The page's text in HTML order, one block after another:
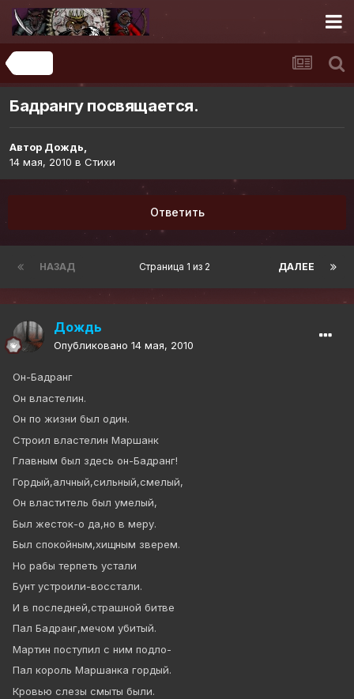
Бадрангу посвящается.
Автор Дождь,
14 мая, 2010 в Стихи
Ответить
НАЗАД ДАЛЕЕ
Страница 1 из 2
Дождь
Опубликовано 14 мая, 2010
Он-Бадранг
Он властелин.
Он по жизни был один.
Строил властелин Маршанк
Главным был здесь он-Бадранг!
Гордый,алчный,сильный,смелый,
Он властитель был умелый,
Был жесток-о да,но в меру.
Был спокойным,хищным зверем.
Но рабы терпеть устали
Бунт устроили-восстали.
И в последней,страшной битве
Пал Бадранг,мечом убитый.
Мартин поступил с ним подло-
Пал король Маршанка гордый.
Кровью слезы смыты были.